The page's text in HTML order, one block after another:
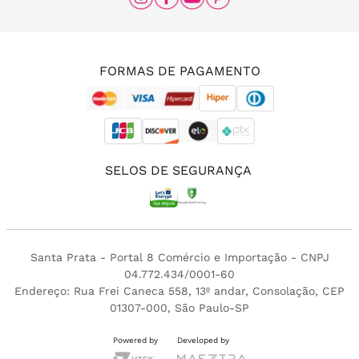
FORMAS DE PAGAMENTO
SELOS DE SEGURANÇA
Santa Prata - Portal 8 Comércio e Importação - CNPJ
04.772.434/0001-60
Endereço: Rua Frei Caneca 558, 13º andar, Consolação, CEP
01307-000, São Paulo-SP
Powered by Developed by